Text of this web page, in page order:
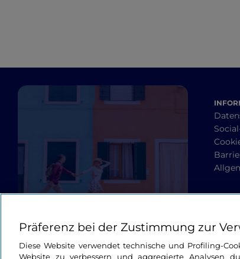
Präferenz bei der Zustimmung zur
Diese Website verwendet technische und Profiling-
Website zu verbessern und aggregierte Analysen